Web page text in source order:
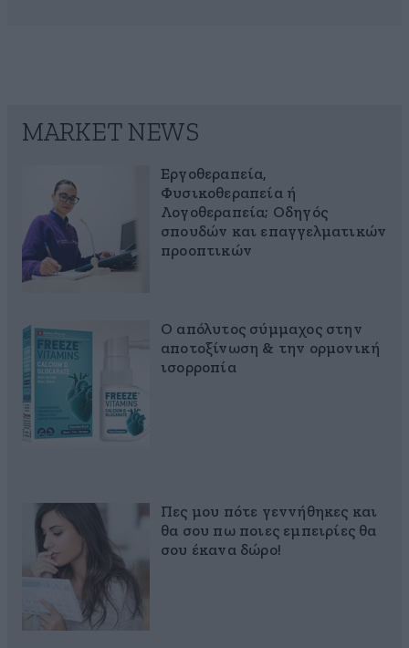
MARKET NEWS
Εργοθεραπεία,
Φυσικοθεραπεία ή
Λογοθεραπεία; Οδηγός
σπουδών και επαγγελματικών
προοπτικών
Ο απόλυτος σύμμαχος στην
αποτοξίνωση & την ορμονική
ισορροπία
Πες μου πότε γεννήθηκες και
θα σου πω ποιες εμπειρίες θα
σου έκανα δώρο!